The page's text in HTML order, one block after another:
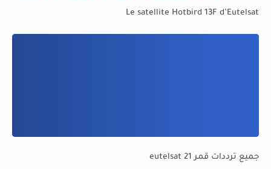
Le satellite Hotbird 13F d’Eutelsat
جميع ترددات قمر eutelsat 21